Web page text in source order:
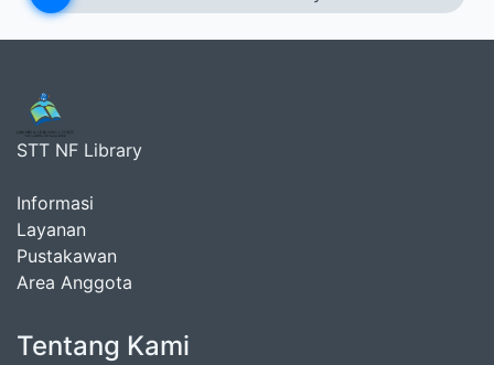
STT NF Library
Informasi
Layanan
Pustakawan
Area Anggota
Tentang Kami